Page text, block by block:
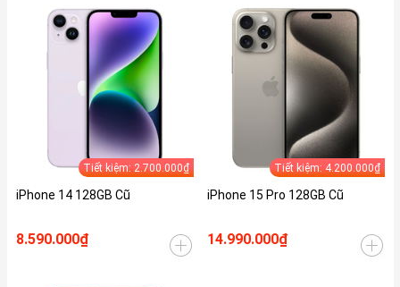
Tiết kiệm: 2.700.000₫
iPhone 14 128GB Cũ
8.590.000₫
Tiết kiệm: 4.200.000₫
iPhone 15 Pro 128GB Cũ
14.990.000₫